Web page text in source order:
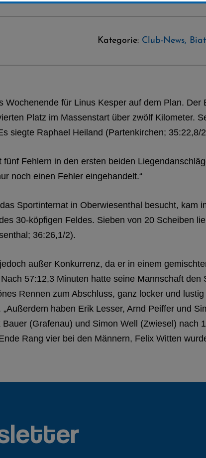
Kategorie: Club-News,
für Linus Kesper auf dem Plan.
Platz im Massenstart über zwölf Kilometer.
siegte Raphael Heiland (Partenkirchen; 35:22,8/
Fehlern in den ersten beiden
noch einen Fehler eingehandelt.“
Sportinternat in Oberwiesenthal besucht, kam
30-köpfigen Feldes. Sieben von 20 Scheiben
36:26,1/2).
außer Konkurrenz, da er in einem
57:12,3 Minuten hatte seine Mannschaft
Rennen zum Abschluss, ganz locker und
haben Erik Lesser, Arnd Peiffer und
(Grafenau) und Simon Well (Zwiesel) nach
Rang vier bei den Männern, Felix Witten